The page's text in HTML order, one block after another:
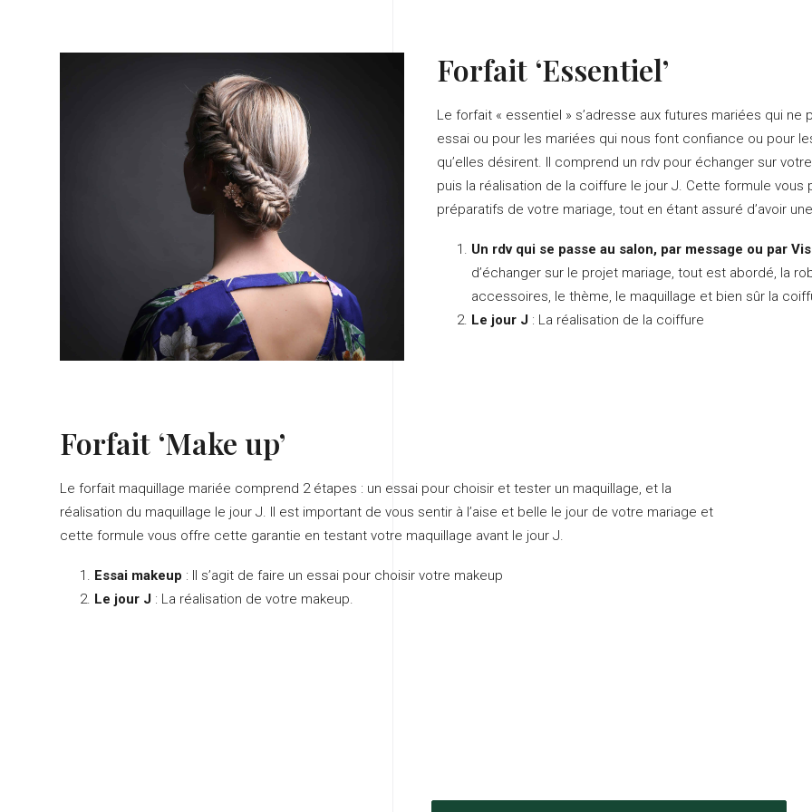
Forfait ‘Essentiel’
Le forfait « essentiel » s’adresse aux futures mariées qui
essai ou pour les mariées qui nous font confiance ou pour
qu’elles désirent. Il comprend un rdv pour échanger sur
puis la réalisation de la coiffure le jour J. Cette formule
préparatifs de votre mariage, tout en étant assuré d’avoir
Un rdv qui se passe au salon, par message ou par
d’échanger sur le projet mariage, tout est abordé, la
accessoires, le thème, le maquillage et bien sûr la
Le jour J : La réalisation de la coiffure
Forfait ‘Make up’
Le forfait maquillage mariée comprend 2 étapes : un essai pour choisir et tester un maquillage, et la
réalisation du maquillage le jour J. Il est important de vous sentir à l’aise et belle le jour de votre mariage et
cette formule vous offre cette garantie en testant votre maquillage avant le jour J.
Essai makeup : Il s’agit de faire un essai pour choisir votre makeup
Le jour J : La réalisation de votre makeup.